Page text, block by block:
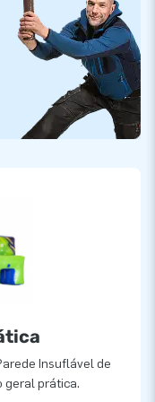
Insuflável de
geral prática.